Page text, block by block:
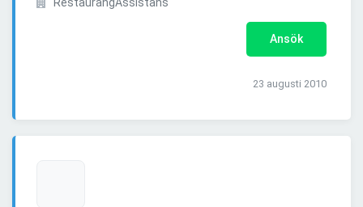
RestaurangAssistans
Ansök
23 augusti 2010